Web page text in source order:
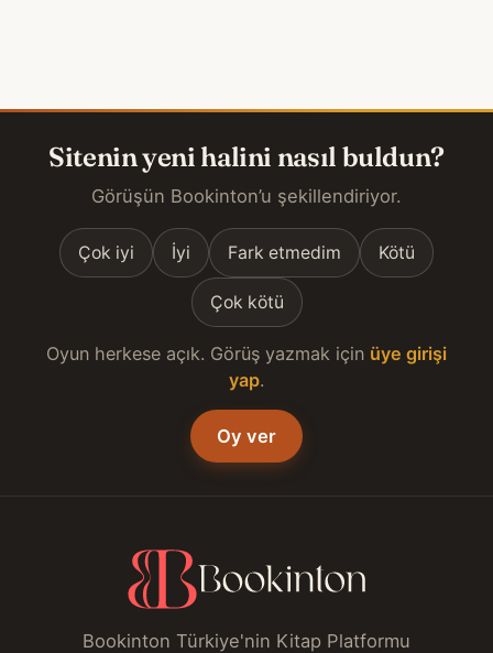
Sitenin yeni halini nasıl buldun?
Görüşün Bookinton’u şekillendiriyor.
Çok iyi İyi Fark etmedim Kötü
Çok kötü
Oyun herkese açık. Görüş yazmak için üye girişi
yap.
Oy ver
Bookinton Türkiye'nin Kitap Platformu